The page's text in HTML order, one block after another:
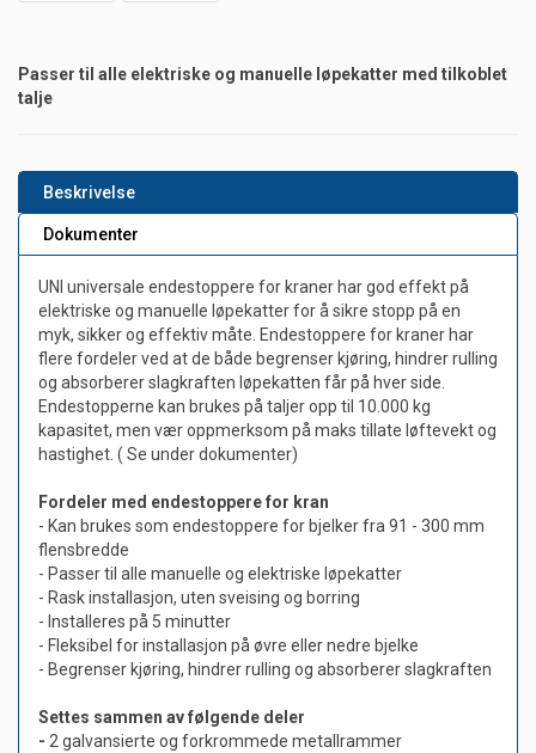
Passer til alle elektriske og manuelle løpekatter med tilkoblet
talje
Beskrivelse
Dokumenter
UNI universale endestoppere for kraner har god effekt på
elektriske og manuelle løpekatter for å sikre stopp på en
myk, sikker og effektiv måte. Endestoppere for kraner har
flere fordeler ved at de både begrenser kjøring, hindrer rulling
og absorberer slagkraften løpekatten får på hver side.
Endestopperne kan brukes på taljer opp til 10.000 kg
kapasitet, men vær oppmerksom på maks tillate løftevekt og
hastighet. ( Se under dokumenter)
Fordeler med endestoppere for kran
- Kan brukes som endestoppere for bjelker fra 91 - 300 mm
flensbredde
- Passer til alle manuelle og elektriske løpekatter
- Rask installasjon, uten sveising og borring
- Installeres på 5 minutter
- Fleksibel for installasjon på øvre eller nedre bjelke
- Begrenser kjøring, hindrer rulling og absorberer slagkraften
Settes sammen av følgende deler
- 2 galvansierte og forkrommede metallrammer